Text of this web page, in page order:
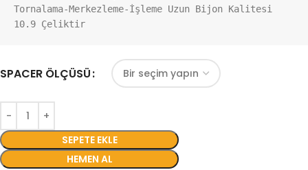
Tornalama-Merkezleme-İşleme Uzun Bijon Kalitesi
10.9 Çeliktir
SPACER ÖLÇÜSÜ
SEPETE EKLE
HEMEN AL